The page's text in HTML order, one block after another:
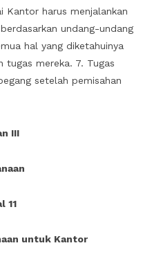
Kantor harus menjalankan
undang-undang
hal yang diketahuinya
tugas mereka. 7. Tugas
setelah pemisahan
III
11
untuk Kantor